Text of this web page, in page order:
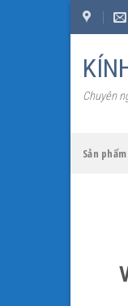
Skip
content
Chuyên
Sản